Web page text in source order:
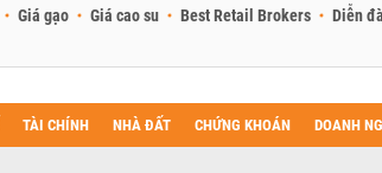
Giá gạo Giá cao su Best Retail Brokers Diễn
TÀI CHÍNH NHÀ ĐẤT CHỨNG KHOÁN DOANH